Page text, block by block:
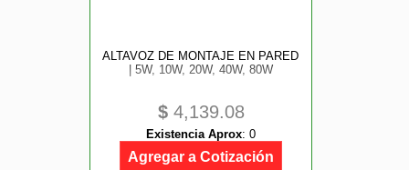
ALTAVOZ DE MONTAJE EN PARED
| 5W, 10W, 20W, 40W, 80W
$4,139.08
Existencia Aprox: 0
Agregar a Cotización